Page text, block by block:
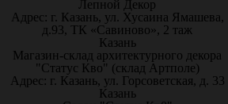
Лепной Декор
Адрес: г. Казань, ул. Хусаина Ямашева,
д.93, ТК «Савиново», 2 таж
Казань
Магазин-склад архитектурного декора
"Статус Кво" (склад Артполе)
Адрес: г. Казань, ул. Горсоветская, д. 33
Казань